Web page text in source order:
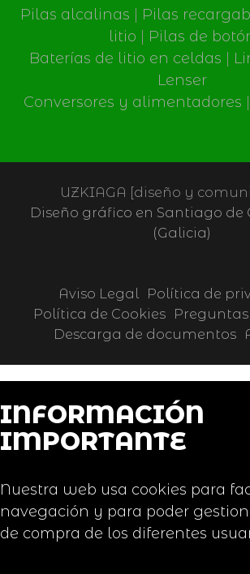
Pilas alcalinas Pilas
litio
Pilas de
Baterías de litio en celdas
Lenser
Conversores y alimentadores
UZKIAGA [diseño y
Diseño gráfico en Santiago de
(Galicia)
Aviso Legal
Política de
Política de Cookies
Descarga de documentos
INFORMACIÓN
IMPORTANTE
Nuestra web usa cookies para
navegación y para poder
de compra de los diferentes